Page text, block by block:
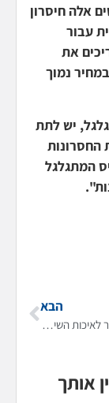
אלה חיסרון
עבור
את
נמוך
יש לתת
החסרונות
המתגלגל
הבא
דירוג אמון הציבור לאיכות השירות בענף החשמל ומוצרי האלקטרוניקה
אותך